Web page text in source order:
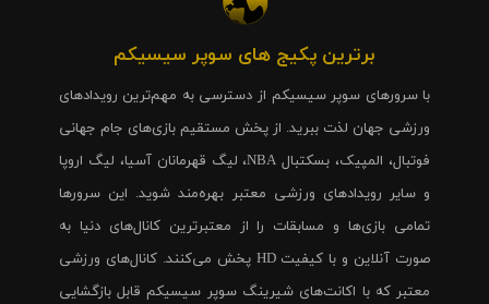
برترین پکیج های سوپر سیسیکم
با سرورهای سوپر سیسیکم از دسترسی به مهم‌ترین رویدادهای
ورزشی جهان لذت ببرید. از پخش مستقیم بازی‌های جام جهانی
فوتبال، المپیک، بسکتبال NBA، لیگ قهرمانان آسیا، لیگ اروپا
و سایر رویدادهای ورزشی معتبر بهره‌مند شوید. این سرورها
تمامی بازی‌ها و مسابقات را از معتبرترین کانال‌های دنیا به
صورت آنلاین و با کیفیت HD پخش می‌کنند. کانال‌های ورزشی
معتبر که با اکانت‌های شیرینگ سوپر سیسیکم قابل بازگشایی